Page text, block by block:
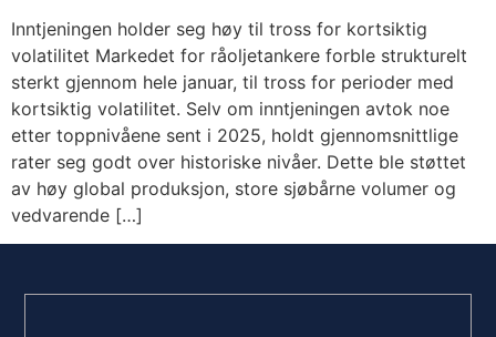
Inntjeningen holder seg høy til tross for kortsiktig
volatilitet Markedet for råoljetankere forble strukturelt
sterkt gjennom hele januar, til tross for perioder med
kortsiktig volatilitet. Selv om inntjeningen avtok noe
etter toppnivåene sent i 2025, holdt gjennomsnittlige
rater seg godt over historiske nivåer. Dette ble støttet
av høy global produksjon, store sjøbårne volumer og
vedvarende […]